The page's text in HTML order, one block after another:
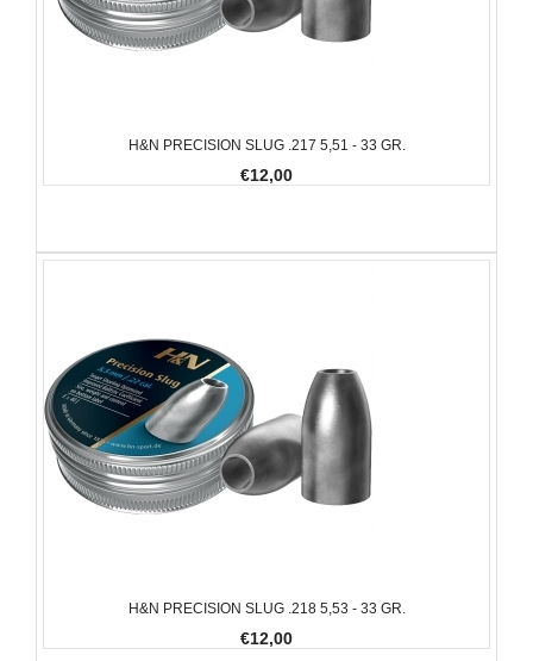
H&N PRECISION SLUG .217 5,51 - 33 GR.
€12,00
H&N PRECISION SLUG .218 5,53 - 33 GR.
€12,00